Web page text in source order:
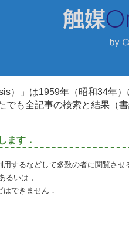
）」は1959年（昭和34年
でも全記事の検索と結果（
ます．
するなどして多数の者に閲覧させ
るいは，
できません．